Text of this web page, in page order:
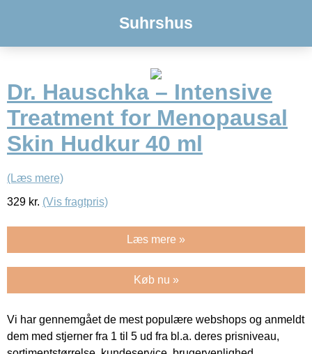
Suhrshus
Dr. Hauschka – Intensive
Treatment for Menopausal
Skin Hudkur 40 ml
(Læs mere)
329 kr. (Vis fragtpris)
Læs mere »
Køb nu »
Vi har gennemgået de mest populære webshops og anmeldt
dem med stjerner fra 1 til 5 ud fra bl.a. deres prisniveau,